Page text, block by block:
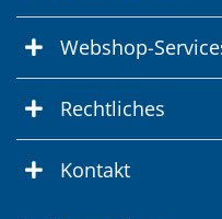
Webshop-
Rechtliches
Kontakt